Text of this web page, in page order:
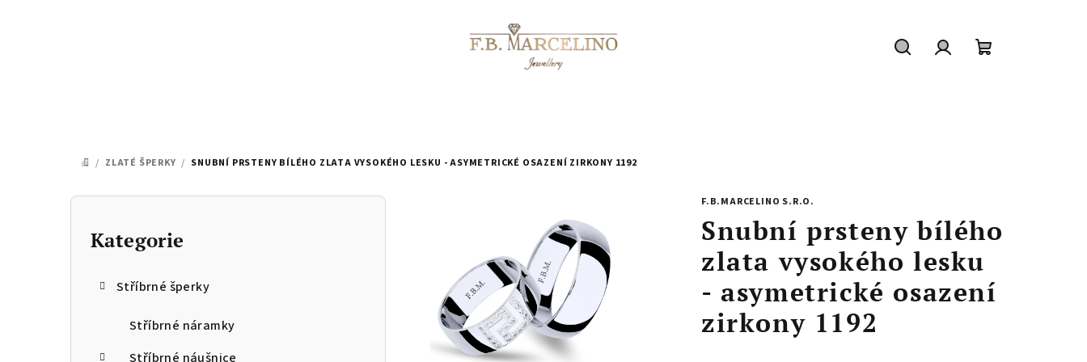
DOMŮ
/ ZLATÉ ŠPERKY / SNUBNÍ PRSTENY BÍLÉHO ZLATA VYSOKÉHO LESKU - ASYMETRICKÉ OSAZENÍ ZIRKONY 1192
P
Přeskočit
kategorie
Kategorie
Stříbrné šperky
Stříbrné náramky
Stříbrné náušnice
F.B.MARCELINO S.R.O.
Snubní prsteny bílého
zlata vysokého lesku
- asymetrické osazení
zirkony 1192